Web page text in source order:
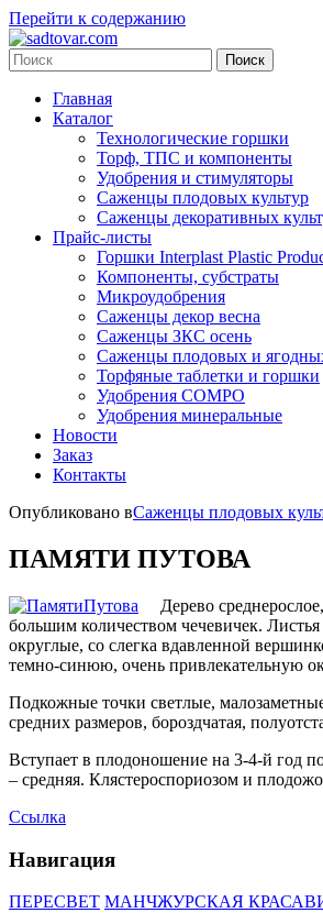
Перейти к содержанию
Главная
Каталог
Технологические горшки
Торф, ТПС и компоненты
Удобрения и стимуляторы
Саженцы плодовых культур
Саженцы декоративных
Прайс-листы
Горшки Interplast Plastic
Компоненты, субстраты
Микроудобрения
Саженцы декор весна
Саженцы ЗКС осень
Саженцы плодовых и
Торфяные таблетки и горшки
Удобрения COMPO
Удобрения минеральные
Новости
Заказ
Контакты
Опубликовано вСаженцы плодовых
ПАМЯТИ ПУТОВА
Дерево
большим количеством чечевичек.
округлые, со слегка вдавленной
темно-синюю, очень привлекательную
Подкожные точки светлые,
средних размеров, бороздчатая,
Вступает в плодоношение на 3-4-й год
– средняя. Клястероспориозом и
Ссылка
Навигация
ПЕРЕСВЕТ МАНЧЖУРСКАЯ